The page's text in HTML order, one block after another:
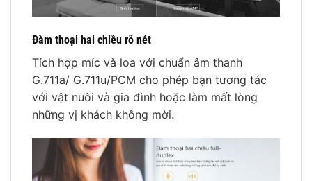
Đàm thoại hai chiều rõ nét
Tích hợp míc và loa với chuẩn âm thanh
G.711a/ G.711u/PCM cho phép bạn tương tác
với vật nuôi và gia đình hoặc làm mất lòng
những vị khách không mời.